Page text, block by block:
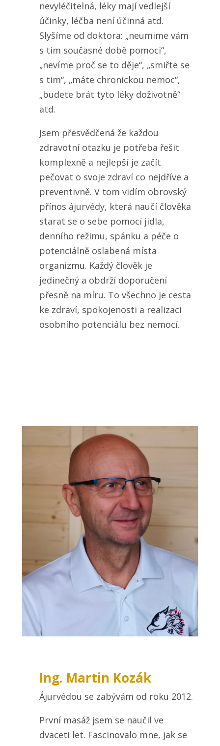
nevyléčitelná, léky mají vedlejší
účinky, léčba není účinná atd.
Slyšíme od doktora: „neumime vám
s tím současné době pomoci“,
„nevíme proč se to děje“, „smiřte se
s tim“, „máte chronickou nemoc“,
„budete brát tyto léky doživotně“
atd.
Jsem přesvědčená že každou
zdravotní otazku je potřeba řešit
komplexně a nejlepší je začít
pečovat o svoje zdraví co nejdříve a
preventivně. V tom vidím obrovský
přínos ájurvédy, která naučí člověka
starat se o sebe pomocí jidla,
denního režimu, spánku a péče o
potenciálně oslabená místa
organizmu. Každý člověk je
jedinečný a obdrží doporučení
přesně na míru. To všechno je cesta
ke zdraví, spokojenosti a realizaci
osobního potenciálu bez nemocí.
Ing. Martin Kozák
Ájurvédou se zabývám od roku 2012.
První masáž jsem se naučil ve
dvaceti let. Fascinovalo mne, jak se